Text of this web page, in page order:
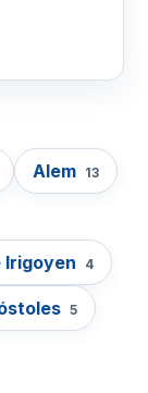
Alem 13
Irigoyen 4
5